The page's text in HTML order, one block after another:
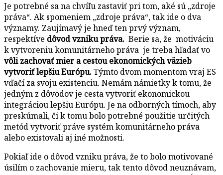
Je potrebné sa na chvíľu zastaviť pri tom, aké sú „zdroje
práva“. Ak spomeniem „zdroje práva“, tak ide o dva
významy. Zaujímavý je hneď ten prvý význam,
respektíve dôvod vzniku práva. Berie sa, že motiváciu
k vytvoreniu komunitárneho práva je treba hľadať vo
vôli zachovať mier a cestou ekonomických väzieb
vytvoriť lepšiu Európu.Týmto dvom momentom vraj ES
vďačí za svoju existenciu. Nemám námietky k tomu, že
jedným z dôvodov je cesta vytvoriť ekonomickou
integráciou lepšiu Európu. Je na odborných tímoch, aby
preskúmali, či k tomu bolo potrebné použitie určitých
metód vytvoriť práve systém komunitárneho práva
alebo existovali aj iné možnosti.
Pokiaľ ide o dôvod vzniku práva, že to bolo motivované
úsilím o zachovanie mieru, tak tento dôvod neuznávam,